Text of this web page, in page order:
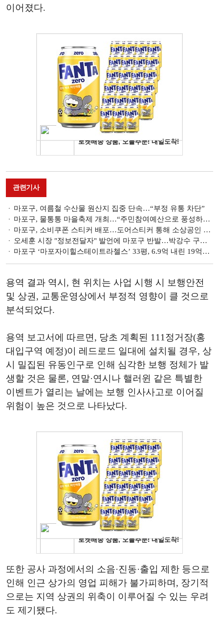
이어졌다.
관련기사
마포구, 여름철 수산물 원산지 집중 단속…“부정 유통 차단”
마포구, 물통통 마을축제 개최…“주민참여예산으로 풍성하게 준비”
마포구, 소비쿠폰 스티커 배포…도어스티커 통해 소상공인 매출 효과
오세훈 시장 "정보전달자" 발언에 마포구 반발…박강수 구청장 "소각장, 바로 잡을 것"
마포구 ‘마포자이힐스테이트라첼스’ 33평, 6.9억 내린 19억원에 거래 [이 주의 하락아파트]
용역 결과 역시, 현 위치는 사업 시행 시 보행안전
및 상권, 교통운영상에서 부정적 영향이 클 것으로
분석되었다.
용역 보고서에 따르면, 당초 계획된 111정거장(홍
대입구역 예정)이 레드로드 일대에 설치될 경우, 상
시 밀집된 유동인구로 인해 심각한 보행 정체가 발
생할 것은 물론, 연말·연시나 핼러윈 같은 특별한
이벤트가 열리는 날에는 보행 인사사고로 이어질
위험이 높은 것으로 나타났다.
또한 공사 과정에서의 소음·진동·출입 제한 등으로
인해 인근 상가의 영업 피해가 불가피하며, 장기적
으로는 지역 상권의 위축이 이루어질 수 있는 우려
도 제기됐다.